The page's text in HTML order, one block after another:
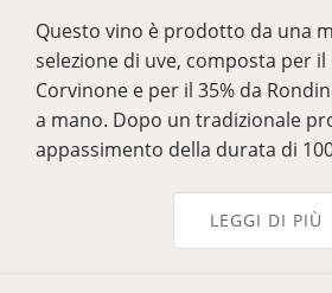
Questo vino è prodotto da una
selezione di uve, composta per il
Corvinone e per il 35% da
a mano. Dopo un tradizionale
appassimento della durata di
viene quindi affinato in botti di
LEGGI DI PIÙ